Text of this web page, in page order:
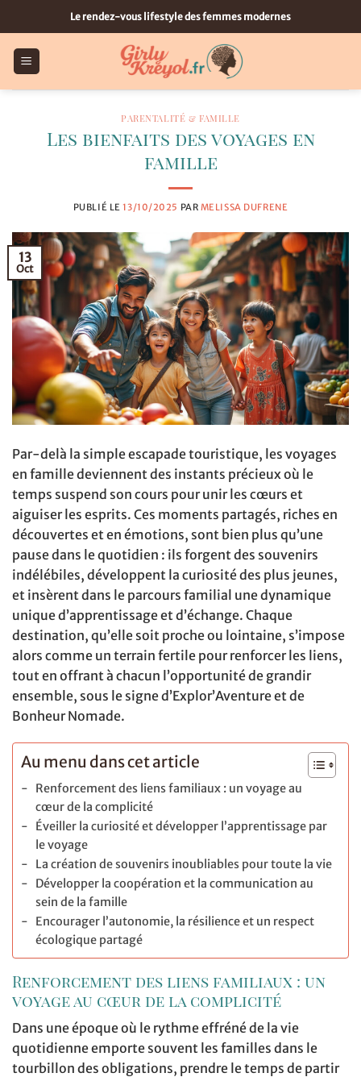
au
contenu
Le rendez-vous lifestyle des femmes modernes
PARENTALITÉ & FAMILLE
Les bienfaits des voyages en
famille
PUBLIÉ LE13/10/2025 PAR MELISSA DUFRENE
13
Oct
Par-delà la simple escapade touristique, les voyages
en famille deviennent des instants précieux où le
temps suspend son cours pour unir les cœurs et
aiguiser les esprits. Ces moments partagés, riches en
découvertes et en émotions, sont bien plus qu’une
pause dans le quotidien : ils forgent des souvenirs
indélébiles, développent la curiosité des plus jeunes,
et insèrent dans le parcours familial une dynamique
unique d’apprentissage et d’échange. Chaque
destination, qu’elle soit proche ou lointaine, s’impose
alors comme un terrain fertile pour renforcer les liens,
tout en offrant à chacun l’opportunité de grandir
ensemble, sous le signe d’Explor’Aventure et de
Bonheur Nomade.
Au menu dans cet article
Renforcement des liens familiaux : un voyage au
cœur de la complicité
Éveiller la curiosité et développer l’apprentissage par
le voyage
La création de souvenirs inoubliables pour toute la vie
Développer la coopération et la communication au
sein de la famille
Encourager l’autonomie, la résilience et un respect
écologique partagé
Renforcement des liens familiaux : un
voyage au cœur de la complicité
Dans une époque où le rythme effréné de la vie
quotidienne emporte souvent les familles dans le
tourbillon des obligations, prendre le temps de partir